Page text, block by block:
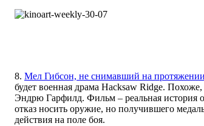
8. Мел Гибсон, не снимавший на протяжении
будет военная драма Hacksaw Ridge.
Эндрю Гарфилд. Фильм – реальная история о
отказ носить оружие, но получившего
действия на поле боя.